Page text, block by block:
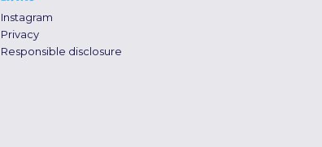
Instagram
Privacy
Responsible disclosure